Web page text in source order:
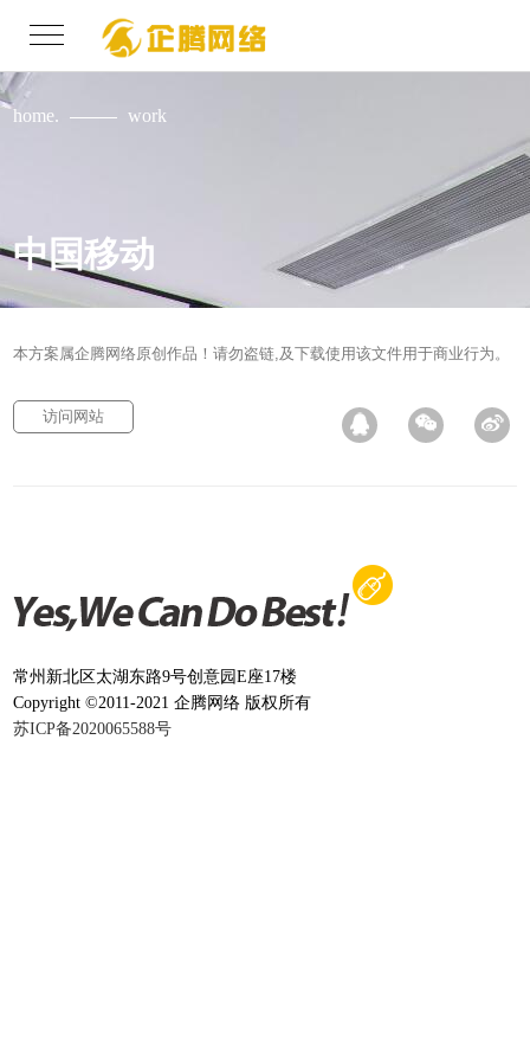
home. work
中国移动
本方案属企腾网络原创作品！请勿盗链,及下载使用该文件用于商业行为。
访问网站
常州新北区太湖东路9号创意园E座17楼
Copyright ©2011-2021 企腾网络 版权所有
苏ICP备2020065588号